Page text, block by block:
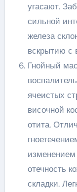
угасают.
сильной
железа
вскрытию с
Гнойный
ячеистых
височной
отита.
отечность
складки.